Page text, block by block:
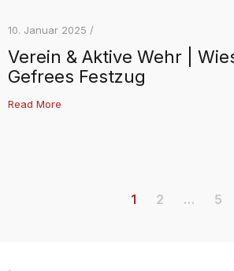
10. Januar 2025 /
Verein & Aktive Wehr |
Gefrees Festzug
Read More
1 2 … 5